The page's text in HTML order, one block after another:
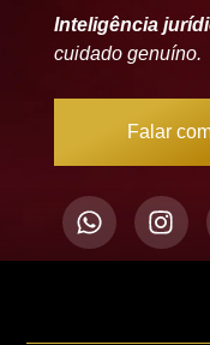
Inteligência
cuidado genuíno.
Falar